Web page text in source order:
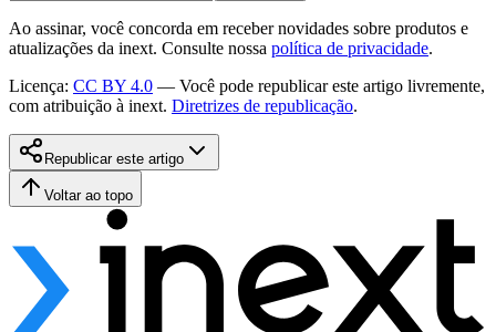
Ao assinar, você concorda em receber novidades sobre produtos e
atualizações da inext. Consulte nossa política de privacidade.
Licença: CC BY 4.0 — Você pode republicar este artigo livremente,
com atribuição à inext. Diretrizes de republicação.
Republicar este artigo
Voltar ao topo